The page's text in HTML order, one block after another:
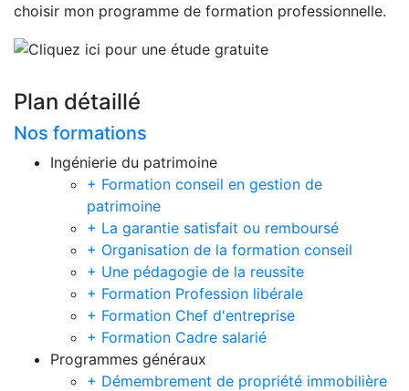
Plan détaillé
Nos formations
Ingénierie du patrimoine
+ Formation conseil en gestion de
patrimoine
+ La garantie satisfait ou remboursé
+ Organisation de la formation conseil
+ Une pédagogie de la reussite
+ Formation Profession libérale
+ Formation Chef d'entreprise
+ Formation Cadre salarié
Programmes généraux
+ Démembrement de propriété immobilière
choisir mon programme de formation professionnelle.